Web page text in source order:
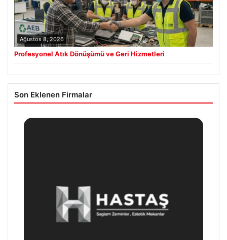
Ağustos 8, 2026
Profesyonel Atık Dönüşümü ve Geri Hizmetleri
Son Eklenen Firmalar